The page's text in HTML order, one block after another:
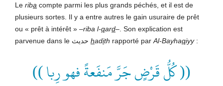
Le riba compte parmi les plus grands péchés, et il est de
plusieurs sortes. Il y a entre autres le gain usuraire de prêt
ou « prêt à intérêt » –riba l-qard– . Son explication est
parvenue dans le حديث hadith rapporté par Al-Bayhaqiyy:
(( كُلُّ قَرْضٍ جَرَّ مَنفَعةً فهو رِبا ))